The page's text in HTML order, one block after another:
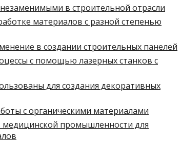
в строительной отрасли
материалов с разной степенью
в создании строительных панелей
с помощью лазерных станков с
для создания декоративных
с органическими материалами
медицинской промышленности для